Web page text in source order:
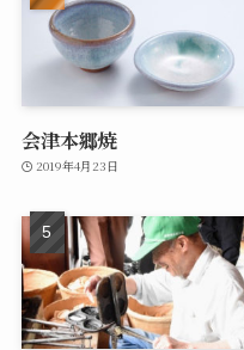
会津本郷焼
2019年4月23日